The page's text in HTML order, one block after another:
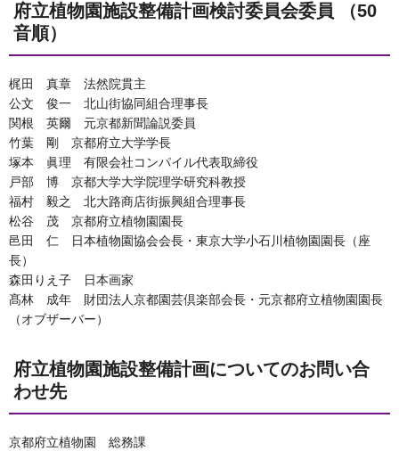
府立植物園施設整備計画検討委員会委員 （50
音順）
梶田 真章 法然院貫主
公文 俊一 北山街協同組合理事長
関根 英爾 元京都新聞論説委員
竹葉 剛 京都府立大学学長
塚本 眞理 有限会社コンパイル代表取締役
戸部 博 京都大学大学院理学研究科教授
福村 毅之 北大路商店街振興組合理事長
松谷 茂 京都府立植物園園長
邑田 仁 日本植物園協会会長・東京大学小石川植物園園長（座
長）
森田りえ子 日本画家
髙林 成年 財団法人京都園芸倶楽部会長・元京都府立植物園園長
（オブザーバー）
府立植物園施設整備計画についてのお問い合
わせ先
京都府立植物園 総務課